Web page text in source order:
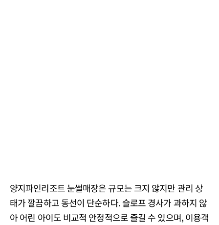
양지파인리조트 눈썰매장은 규모는 크지 않지만 관리 상
태가 깔끔하고 동선이 단순하다. 슬로프 경사가 과하지 않
아 어린 아이도 비교적 안정적으로 즐길 수 있으며, 이용객